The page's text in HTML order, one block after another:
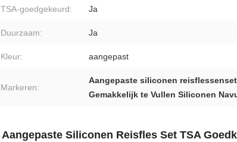
TSA-goedgekeurd: Ja
Duurzaam: Ja
Kleur: aangepast
Markeren:
Aangepaste siliconen reisflessenset
Gemakkelijk te Vullen Siliconen
Aangepaste Siliconen Reisfles Set TSA